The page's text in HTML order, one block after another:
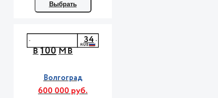
Выбрать
В100МВ
34
Волгоград
600 000 руб.